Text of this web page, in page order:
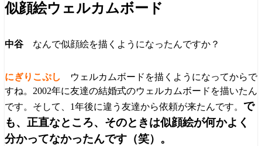
似顔絵ウェルカムボード
なんで似顔絵を描くようになったんですか？
ウェルカムボードを描くようになってからで
すね。2002年に友達の結婚式のウェルカムボードを描いたん
です。そして、1年後に違う友達から依頼が来たんです。 で
も、正直なところ、そのときは似顔絵が何かよく
分かってなかったんです（笑）。